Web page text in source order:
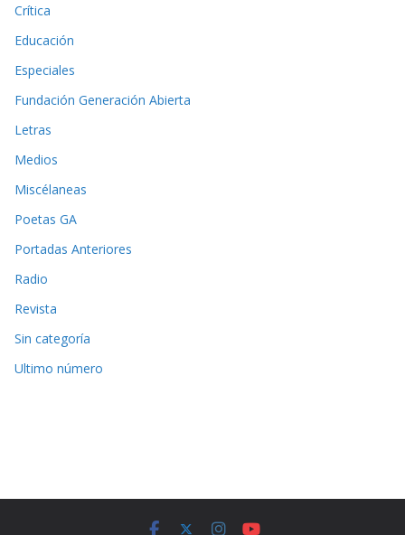
Crítica
Educación
Especiales
Fundación Generación Abierta
Letras
Medios
Miscélaneas
Poetas GA
Portadas Anteriores
Radio
Revista
Sin categoría
Ultimo número